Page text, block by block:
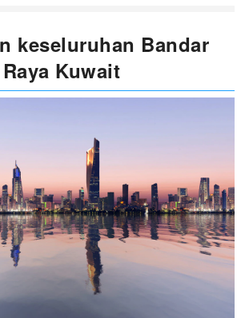
keseluruhan Bandar
Raya Kuwait